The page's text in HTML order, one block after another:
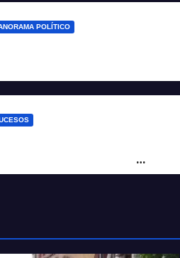
POLÍTICO